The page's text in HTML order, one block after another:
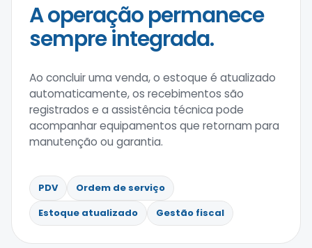
A operação permanece
sempre integrada.
Ao concluir uma venda, o estoque é atualizado
automaticamente, os recebimentos são
registrados e a assistência técnica pode
acompanhar equipamentos que retornam para
manutenção ou garantia.
PDV
Ordem de serviço
Estoque atualizado
Gestão fiscal